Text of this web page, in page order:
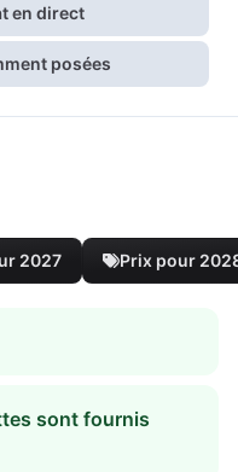
en direct
posées
2027 Prix pour
sont fournis